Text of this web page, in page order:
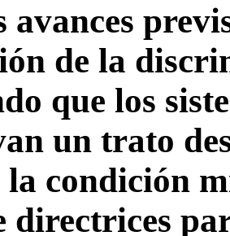
avances
de la
que los
un trato
la condición
directrices